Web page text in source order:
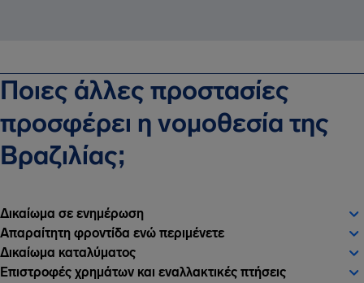
Ποιες άλλες προστασίες
προσφέρει η νομοθεσία της
Βραζιλίας;
Δικαίωμα σε ενημέρωση
Απαραίτητη φροντίδα ενώ περιμένετε
Δικαίωμα καταλύματος
Επιστροφές χρημάτων και εναλλακτικές πτήσεις